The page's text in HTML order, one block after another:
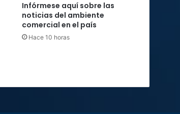
Infórmese aquí sobre las
noticias del ambiente
comercial en el país
Hace 10 horas